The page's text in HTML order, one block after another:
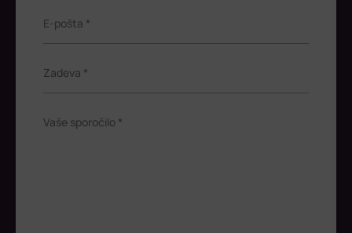
E-pošta *
Zadeva *
Vaše sporočilo *